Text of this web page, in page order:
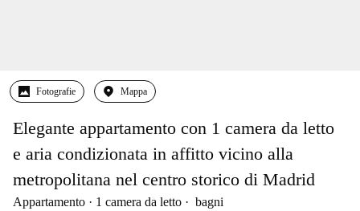
Fotografie Mappa
Elegante appartamento con 1 camera da letto
e aria condizionata in affitto vicino alla
metropolitana nel centro storico di Madrid
Appartamento 1 camera da letto bagni